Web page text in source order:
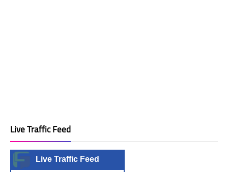
Live Traffic Feed
Live Traffic Feed